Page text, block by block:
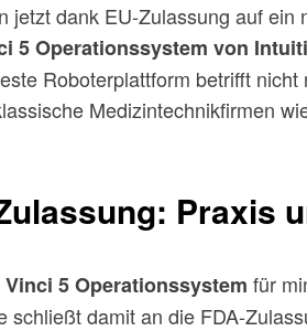
dank EU-Zulassung auf
5 Operationssystem von
Roboterplattform betrifft
Medizintechnikfirmen
Praxis
Vinci 5 Operationssystem für
damit an die FDA-